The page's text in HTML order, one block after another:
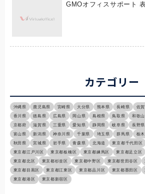
GMOオフィスサポート
カテゴリー
沖縄県 鹿児島県 宮崎県 大分県 熊本県 長崎県 佐
香川県
徳島県 広島県 岡山県 島根県 鳥取県 和歌
京都府
滋賀県 三重県 愛知県 静岡県 岐阜県 長野県
富山県
新潟県 神奈川県 千葉県 埼玉県 群馬県 栃
秋田県
宮城県 岩手県 青森県 北海道 東京都千代田区
東京都江戸川区
東京都板橋区 東京都練馬区 東京都足立区
東京都北区
東京都杉並区 東京都中野区 東京都世田谷区
東京都目黒区
東京都江東区 東京都品川区 東京都墨田区
東京都港区
東京都新宿区